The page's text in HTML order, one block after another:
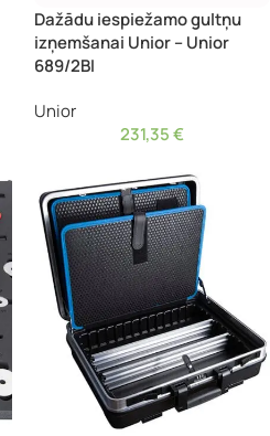
Dažādu iespiežamo gultņu
izņemšanai Unior – Unior
689/2BI
Unior
231,35€